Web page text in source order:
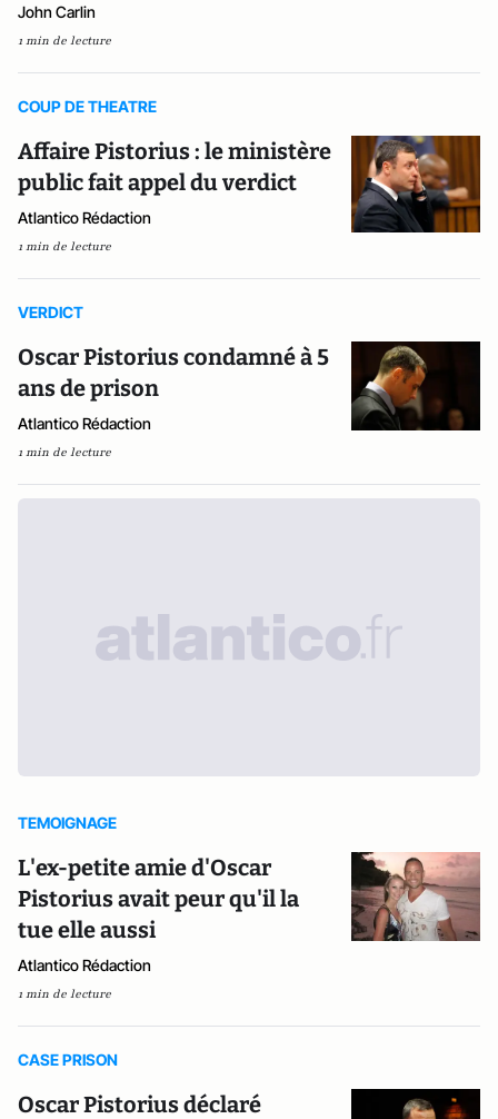
John Carlin
1 min de lecture
COUP DE THEATRE
Affaire Pistorius : le ministère
public fait appel du verdict
Atlantico Rédaction
1 min de lecture
VERDICT
Oscar Pistorius condamné à 5
ans de prison
Atlantico Rédaction
1 min de lecture
TEMOIGNAGE
L'ex-petite amie d'Oscar
Pistorius avait peur qu'il la
tue elle aussi
Atlantico Rédaction
1 min de lecture
CASE PRISON
Oscar Pistorius déclaré